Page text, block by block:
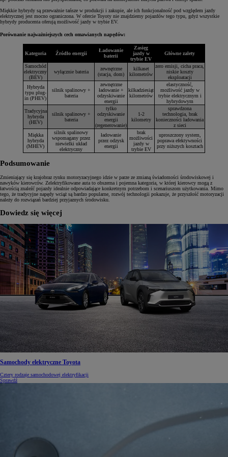
Miękkie hybrydy są przeważnie tańsze w produkcji i zakupie, ale ich funkcjonalność pod względem jazdy
elektrycznej jest mocno ograniczona. W ofercie Toyoty nie znajdziemy pojazdów tego typu, gdyż wszystkie
hybrydy producenta oferują możliwość jazdy w trybie EV.
Porównanie najważniejszych cech omawianych napędów:
Kategoria Źródło energii
Ładowanie
baterii
Zasięg
jazdy w
trybie EV
Główne zalety
Samochód
elektryczny
(BEV)
wyłącznie bateria
zewnętrzne
(stacja, dom)
kilkaset
kilometrów
zero emisji, cicha praca,
niskie koszty
eksploatacji
Hybryda
typu plug-
in (PHEV)
silnik spalinowy +
bateria
zewnętrzne
ładowanie +
odzyskiwanie
energii
kilkadziesiąt
kilometrów
elastyczność,
możliwość jazdy w
trybie elektrycznym i
hybrydowym
Tradycyjna
hybryda
(HEV)
silnik spalinowy +
bateria
tylko
odzyskiwanie
energii
(regenerowanie)
1-2
kilometry
sprawdzona
technologia, brak
konieczności ładowania
z sieci
Miękka
hybryda
(MHEV)
silnik spalinowy
wspomagany przez
niewielki układ
elektryczny
ładowanie
przez odzysk
energii
brak
możliwości
jazdy w
trybie EV
uproszczony system,
poprawa efektywności
przy niższych kosztach
Podsumowanie
Zmieniający się krajobraz rynku motoryzacyjnego idzie w parze ze zmianą świadomości środowiskowej i
nawyków kierowców. Zelektryfikowane auta to obszerna i pojemna kategoria, w której kierowcy mogą z
łatwością znaleźć pojazdy idealnie odpowiadające konkretnym potrzebom i scenariuszom użytkowania. Mimo
tego, że tradycyjne napędy wciąż są bardzo popularne, rozwój technologii pokazuje, że przyszłość motoryzacji
należy do rozwiązań bardziej przyjaznych środowisku.
Dowiedz się więcej
Samochody elektryczne Toyota
Cztery rodzaje samochodowej elektryfikacji
Sprawdź